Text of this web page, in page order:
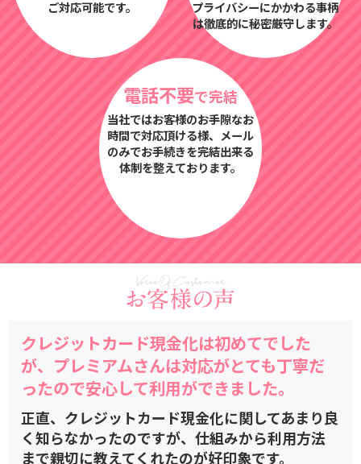
ご対応可能です。
プライバシーにかかわる事柄
は徹底的に秘密厳守します。
電話不要で完結
当社ではお客様のお手隙なお
時間で対応頂ける様、メール
のみでお手続きを完結出来る
体制を整えております。
クレジットカード現金化は初めてでした
が、プレミアムさんは対応がとても丁寧だ
ったので安心して利用ができました。
正直、クレジットカード現金化に関してあまり良
く知らなかったのですが、仕組みから利用方法
まで親切に教えてくれたのが好印象です。